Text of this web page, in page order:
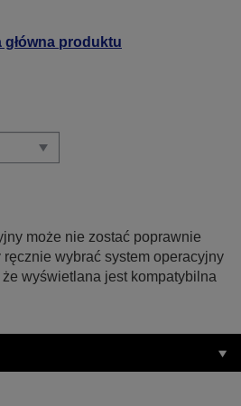
główna produktu
może nie zostać poprawnie
ręcznie wybrać system operacyjny
wyświetlana jest kompatybilna